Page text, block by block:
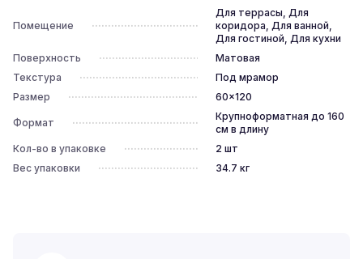
Помещение
Для террасы, Для
коридора, Для ванной,
Для гостиной, Для кухни
Поверхность
Матовая
Текстура
Под мрамор
Размер
60x120
Формат
Крупноформатная до 160
см в длину
Кол-во в упаковке
2 шт
Вес упаковки
34.7 кг